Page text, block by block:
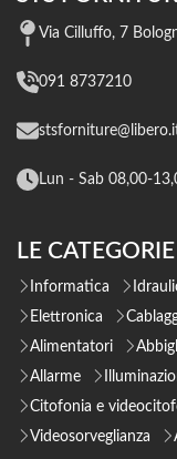
Via Cilluffo, 7
091 8737210
Lun - Sab 08,00-
LE CATEGORIE
Informatica
Elettronica
Alimentatori
Allarme
Citofonia e
Videosorveglianza